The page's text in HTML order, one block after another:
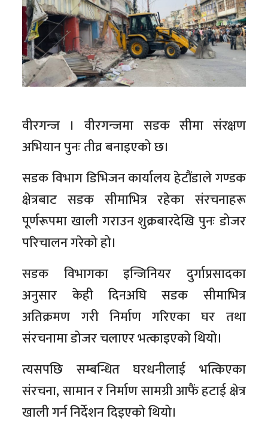
वीरगन्ज । वीरगन्जमा सडक सीमा संरक्षण
अभियान पुनः तीव्र बनाइएको छ।
सडक विभाग डिभिजन कार्यालय हेटौंडाले गण्डक
क्षेत्रबाट सडक सीमाभित्र रहेका संरचनाहरू
पूर्णरूपमा खाली गराउन शुक्रबारदेखि पुनः डोजर
परिचालन गरेको हो।
सडक विभागका इन्जिनियर दुर्गाप्रसादका
अनुसार केही दिनअघि सडक सीमाभित्र
अतिक्रमण गरी निर्माण गरिएका घर तथा
संरचनामा डोजर चलाएर भत्काइएको थियो।
त्यसपछि सम्बन्धित घरधनीलाई भत्किएका
संरचना, सामान र निर्माण सामग्री आफैं हटाई क्षेत्र
खाली गर्न निर्देशन दिइएको थियो।